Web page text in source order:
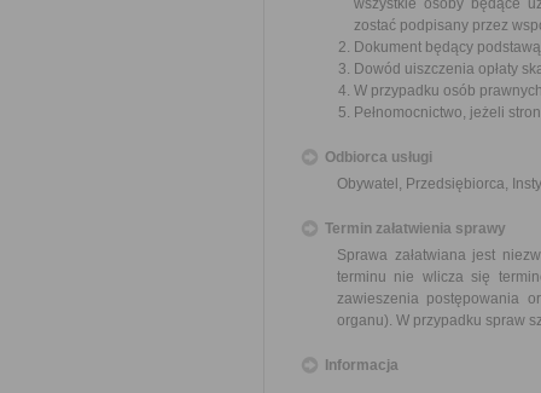
wszystkie osoby będące
zostać podpisany przez
Dokument będący
Dowód uiszczenia opłaty
W przypadku osób
Pełnomocnictwo, jeżeli
Odbiorca usługi
Obywatel, Przedsiębiorca,
Termin załatwienia sprawy
Sprawa załatwiana jest
terminu nie wlicza się
zawieszenia postępowania
organu). W przypadku spraw
Informacja